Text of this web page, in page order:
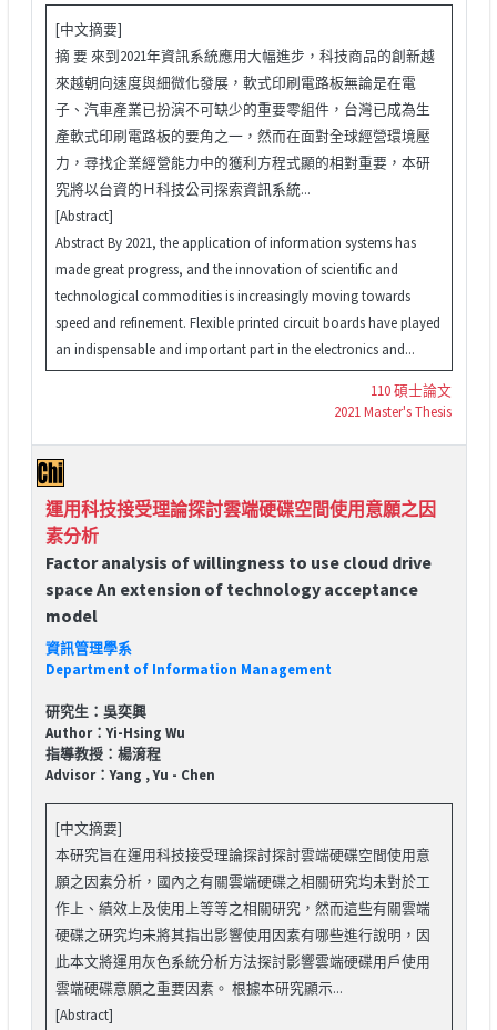
[中文摘要]
摘 要 來到2021年資訊系統應用大幅進步，科技商品的創新越
來越朝向速度與細微化發展，軟式印刷電路板無論是在電
子、汽車產業已扮演不可缺少的重要零組件，台灣已成為生
產軟式印刷電路板的要角之一，然而在面對全球經營環境壓
力，尋找企業經營能力中的獲利方程式顯的相對重要，本研
究將以台資的Ｈ科技公司探索資訊系統...
[Abstract]
Abstract By 2021, the application of information systems has
made great progress, and the innovation of scientific and
technological commodities is increasingly moving towards
speed and refinement. Flexible printed circuit boards have played
an indispensable and important part in the electronics and...
110 碩士論文
2021 Master's Thesis
運用科技接受理論探討雲端硬碟空間使用意願之因
素分析
Factor analysis of willingness to use cloud drive
space An extension of technology acceptance
model
資訊管理學系
Department of Information Management
研究生：吳奕興
Author：Yi-Hsing Wu
指導教授：楊淯程
Advisor：Yang , Yu - Chen
[中文摘要]
本研究旨在運用科技接受理論探討探討雲端硬碟空間使用意
願之因素分析，國內之有關雲端硬碟之相關研究均未對於工
作上、績效上及使用上等等之相關研究，然而這些有關雲端
硬碟之研究均未將其指出影響使用因素有哪些進行說明，因
此本文將運用灰色系統分析方法探討影響雲端硬碟用戶使用
雲端硬碟意願之重要因素。 根據本研究顯示...
[Abstract]